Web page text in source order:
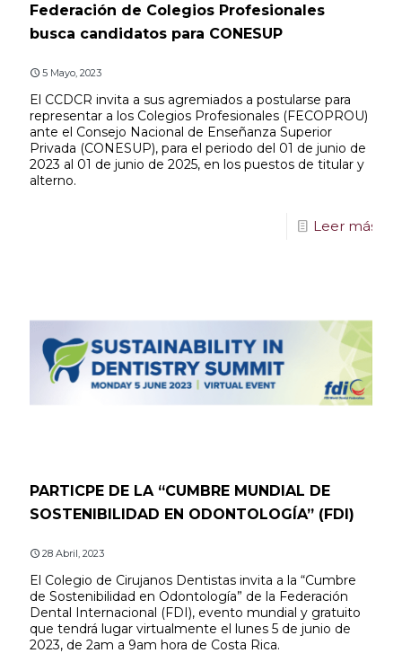
Federación de Colegios Profesionales
busca candidatos para CONESUP
5 Mayo, 2023
El CCDCR invita a sus agremiados a postularse para
representar a los Colegios Profesionales (FECOPROU)
ante el Consejo Nacional de Enseñanza Superior
Privada (CONESUP), para el periodo del 01 de junio de
2023 al 01 de junio de 2025, en los puestos de titular y
alterno.
Leer más
PARTICPE DE LA “CUMBRE MUNDIAL DE
SOSTENIBILIDAD EN ODONTOLOGÍA” (FDI)
28 Abril, 2023
El Colegio de Cirujanos Dentistas invita a la “Cumbre
de Sostenibilidad en Odontología” de la Federación
Dental Internacional (FDI), evento mundial y gratuito
que tendrá lugar virtualmente el lunes 5 de junio de
2023, de 2am a 9am hora de Costa Rica.